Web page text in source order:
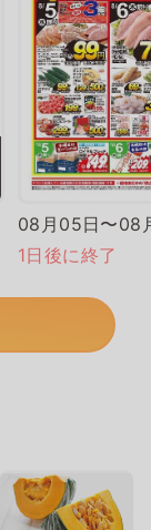
08月05日〜08
1日後に終了